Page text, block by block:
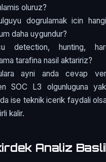
oluruz?
dogrulamak icin
daha uygundur?
detection, hunting,
tarafina nasil aktaririz?
ayni anda cevap
SOC L3 olgunluguna
ise teknik icerik faydali
kalir.
Analiz